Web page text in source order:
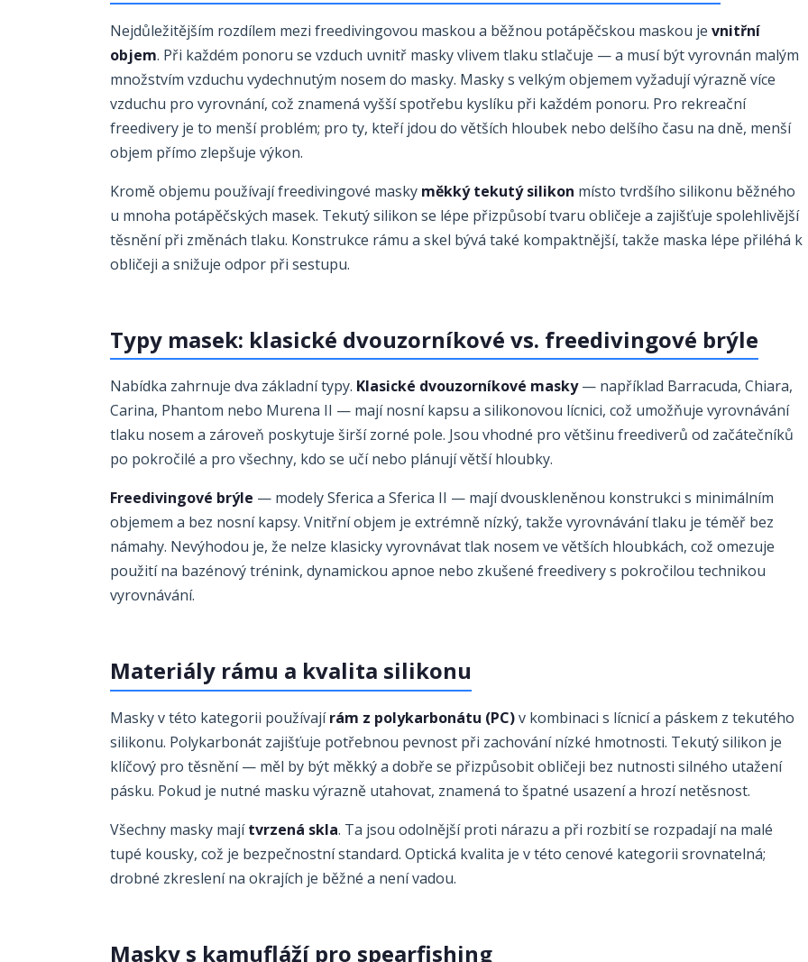
Nejdůležitějším rozdílem mezi freedivingovou maskou a běžnou potápěčskou maskou je vnitřní
objem. Při každém ponoru se vzduch uvnitř masky vlivem tlaku stlačuje — a musí být vyrovnán malým
množstvím vzduchu vydechnutým nosem do masky. Masky s velkým objemem vyžadují výrazně více
vzduchu pro vyrovnání, což znamená vyšší spotřebu kyslíku při každém ponoru. Pro rekreační
freedivery je to menší problém; pro ty, kteří jdou do větších hloubek nebo delšího času na dně, menší
objem přímo zlepšuje výkon.
Kromě objemu používají freedivingové masky měkký tekutý silikon místo tvrdšího silikonu běžného
u mnoha potápěčských masek. Tekutý silikon se lépe přizpůsobí tvaru obličeje a zajišťuje spolehlivější
těsnění při změnách tlaku. Konstrukce rámu a skel bývá také kompaktnější, takže maska lépe přiléhá k
obličeji a snižuje odpor při sestupu.
Typy masek: klasické dvouzorníkové vs. freedivingové brýle
Nabídka zahrnuje dva základní typy. Klasické dvouzorníkové masky— například Barracuda, Chiara,
Carina, Phantom nebo Murena II — mají nosní kapsu a silikonovou lícnici, což umožňuje vyrovnávání
tlaku nosem a zároveň poskytuje širší zorné pole. Jsou vhodné pro většinu freediverů od začátečníků
po pokročilé a pro všechny, kdo se učí nebo plánují větší hloubky.
Freedivingové brýle — modely Sferica a Sferica II — mají dvouskleněnou konstrukci s minimálním
objemem a bez nosní kapsy. Vnitřní objem je extrémně nízký, takže vyrovnávání tlaku je téměř bez
námahy. Nevýhodou je, že nelze klasicky vyrovnávat tlak nosem ve větších hloubkách, což omezuje
použití na bazénový trénink, dynamickou apnoe nebo zkušené freedivery s pokročilou technikou
vyrovnávání.
Materiály rámu a kvalita silikonu
Masky v této kategorii používajírám z polykarbonátu (PC)v kombinaci s lícnicí a páskem z tekutého
silikonu. Polykarbonát zajišťuje potřebnou pevnost při zachování nízké hmotnosti. Tekutý silikon je
klíčový pro těsnění — měl by být měkký a dobře se přizpůsobit obličeji bez nutnosti silného utažení
pásku. Pokud je nutné masku výrazně utahovat, znamená to špatné usazení a hrozí netěsnost.
Všechny masky majítvrzená skla. Ta jsou odolnější proti nárazu a při rozbití se rozpadají na malé
tupé kousky, což je bezpečnostní standard. Optická kvalita je v této cenové kategorii srovnatelná;
drobné zkreslení na okrajích je běžné a není vadou.
Masky s kamufláží pro spearfishing